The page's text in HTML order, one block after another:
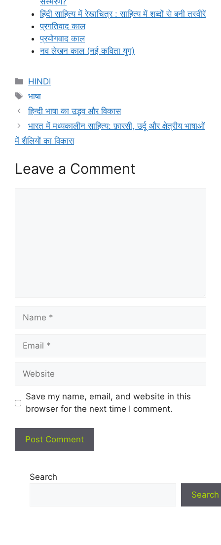
हिंदी साहित्य में रेखाचित्र : साहित्य में शब्दों से बनी तस्वीरें
प्रगतिवाद काल
प्रयोगवाद काल
नव लेखन काल (नई कविता युग)
Categories
HINDI
Tags
भाषा
हिन्दी भाषा का उद्भव और विकास
भारत में मध्यकालीन साहित्य: फ़ारसी, उर्दू और क्षेत्रीय भाषाओं
में शैलियों का विकास
Leave a Comment
Name
Email
Website
Save my name, email, and website in this
browser for the next time I comment.
Search
Search